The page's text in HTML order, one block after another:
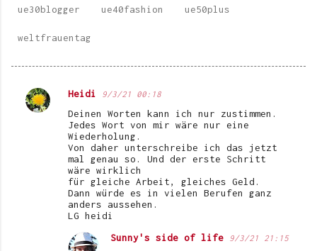
ue30blogger ue40fashion ue50plus
weltfrauentag
K
Heidi 9/3/21 00:18
Deinen Worten kann ich nur zustimmen.
Jedes Wort von mir wäre nur eine
Wiederholung.
Von daher unterschreibe ich das jetzt
mal genau so. Und der erste Schritt
wäre wirklich
für gleiche Arbeit, gleiches Geld.
Dann würde es in vielen Berufen ganz
anders aussehen.
LG heidi
Sunny's side of life 9/3/21 21:15